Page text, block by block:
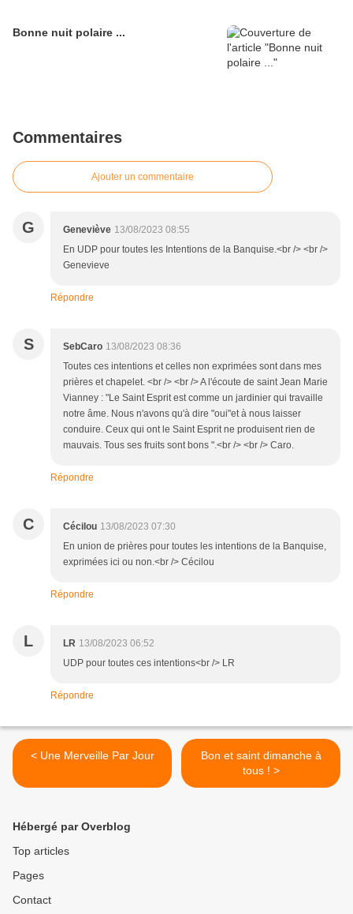
Bonne nuit polaire ...
Commentaires
Ajouter un commentaire
G Geneviève 13/08/2023 08:55
En UDP pour toutes les Intentions de la Banquise.<br /> <br />
Genevieve
Répondre
S SebCaro 13/08/2023 08:36
Toutes ces intentions et celles non exprimées sont dans mes
prières et chapelet. <br /> <br /> A l'écoute de saint Jean Marie
Vianney : "Le Saint Esprit est comme un jardinier qui travaille
notre âme. Nous n'avons qu'à dire "oui"et à nous laisser
conduire. Ceux qui ont le Saint Esprit ne produisent rien de
mauvais. Tous ses fruits sont bons ".<br /> <br /> Caro.
Répondre
C Cécilou 13/08/2023 07:30
En union de prières pour toutes les intentions de la Banquise,
exprimées ici ou non.<br /> Cécilou
Répondre
L LR 13/08/2023 06:52
UDP pour toutes ces intentions<br /> LR
Répondre
< Une Merveille Par Jour
Bon et saint dimanche à
tous ! >
Hébergé par Overblog
Top articles
Pages
Contact